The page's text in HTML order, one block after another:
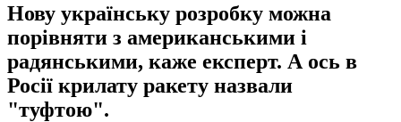
Нову українську розробку можна
порівняти з американськими і
радянськими, каже експерт. А ось в
Росії крилату ракету назвали
"туфтою".